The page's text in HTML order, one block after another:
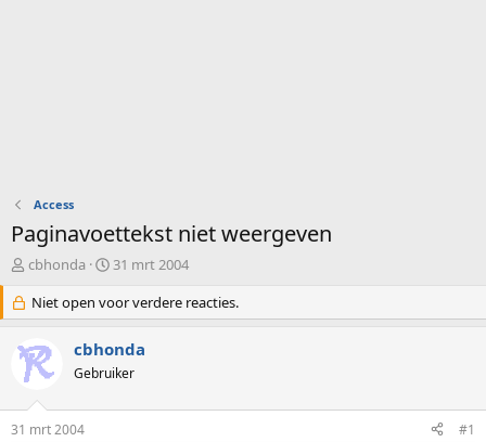
Access
Paginavoettekst niet weergeven
O
d
e
w
e
cbhonda
S
a
r
d
a
31 mrt 2004
Niet open voor verdere reacties.
cbhonda
Gebruiker
31 mrt 2004 #1